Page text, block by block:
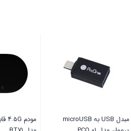
پایه دیواری تلویزیون مارشل